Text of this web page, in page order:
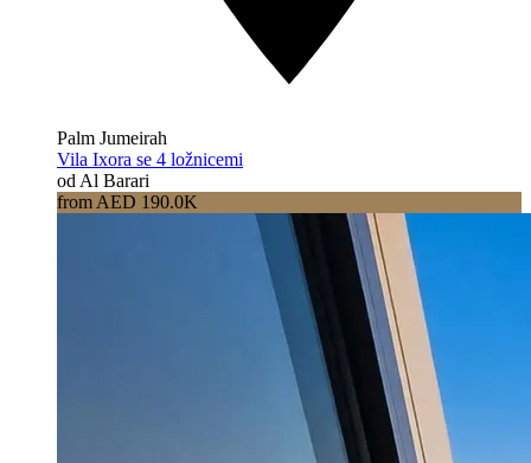
Palm Jumeirah
Vila Ixora se 4 ložnicemi
od Al Barari
from AED 190.0K